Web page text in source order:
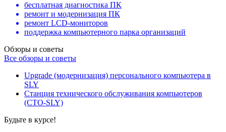
бесплатная диагностика ПК
ремонт и модернизация ПК
ремонт LCD-мониторов
поддержка компьютерного парка организаций
Обзоры и советы
Все обзоры и советы
Upgrade (модернизация) персонального компьютера в
SLY
Станция технического обслуживания компьютеров
(СТО-SLY)
Будьте в курсе!